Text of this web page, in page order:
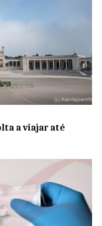
a viajar até